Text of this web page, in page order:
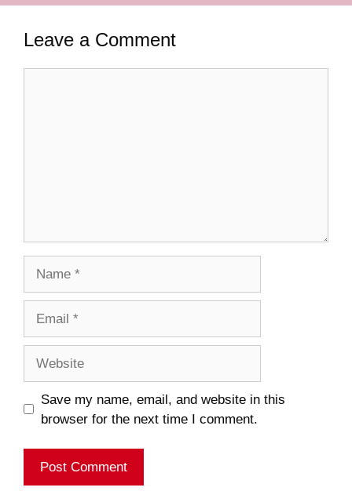
Leave a Comment
Save my name, email, and website in this
browser for the next time I comment.